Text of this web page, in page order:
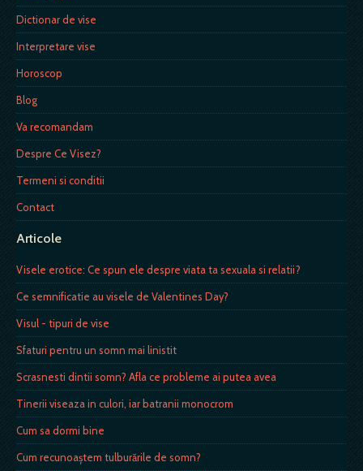
Dictionar de vise
Interpretare vise
Horoscop
Blog
Va recomandam
Despre Ce Visez?
Termeni si conditii
Contact
Articole
Visele erotice: Ce spun ele despre viata ta sexuala si relatii?
Ce semnificatie au visele de Valentines Day?
Visul - tipuri de vise
Sfaturi pentru un somn mai linistit
Scrasnesti dintii somn? Afla ce probleme ai putea avea
Tinerii viseaza in culori, iar batranii monocrom
Cum sa dormi bine
Cum recunoaştem tulburările de somn?